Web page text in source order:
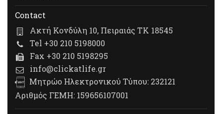
Contact
Ακτή Κονδύλη 10, Πειραιάς ΤΚ 18545
Tel +30 210 5198000
Fax +30 210 5198295
info@clickatlife.gr
Μητρώο Ηλεκτρονικού Τύπου: 232121
Αριθμός ΓΕΜΗ: 159656107001